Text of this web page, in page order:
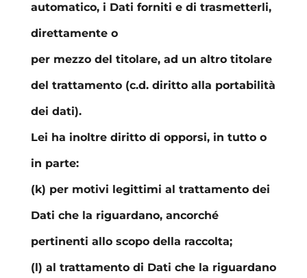
automatico, i Dati forniti e di trasmetterli,
direttamente o
per mezzo del titolare, ad un altro titolare
del trattamento (c.d. diritto alla portabilità
dei dati).
Lei ha inoltre diritto di opporsi, in tutto o
in parte:
(k) per motivi legittimi al trattamento dei
Dati che la riguardano, ancorché
pertinenti allo scopo della raccolta;
(l) al trattamento di Dati che la riguardano